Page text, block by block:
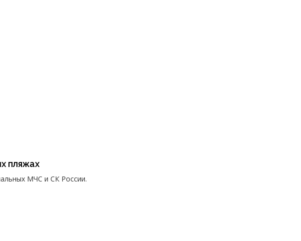
пляжах
МЧС и СК России.